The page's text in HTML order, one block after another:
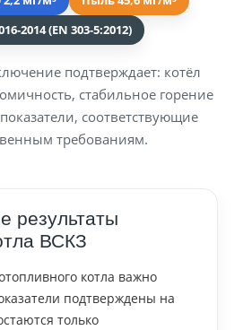
2014 (EN 303-5:2012)
подтверждает: котёл
стабильное горение
соответствующие
требованиям.
результаты
ВСКЗ
котла важно
подтверждены на
только